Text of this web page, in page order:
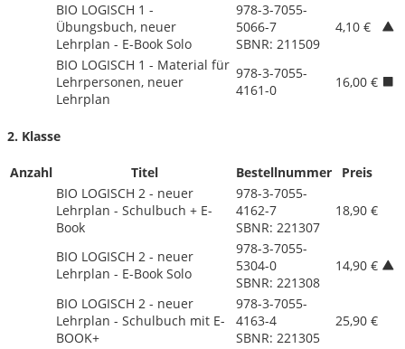
BIO LOGISCH 1 -
Übungsbuch, neuer
Lehrplan - E-Book Solo
978-3-7055-
5066-7
SBNR: 211509
4,10 €
BIO LOGISCH 1 - Material für
Lehrpersonen, neuer
Lehrplan
978-3-7055-
4161-0
16,00 €
2. Klasse
Anzahl Titel Bestellnummer
Preis
BIO LOGISCH 2 - neuer
Lehrplan - Schulbuch + E-
Book
978-3-7055-
4162-7
SBNR: 221307
18,90 €
BIO LOGISCH 2 - neuer
Lehrplan - E-Book Solo
978-3-7055-
5304-0
SBNR: 221308
14,90 €
BIO LOGISCH 2 - neuer
Lehrplan - Schulbuch mit E-
BOOK+
978-3-7055-
4163-4
SBNR: 221305
25,90 €